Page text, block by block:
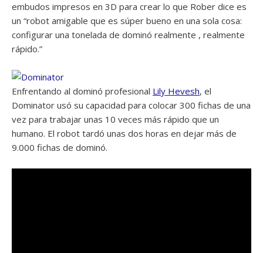
embudos impresos en 3D para crear lo que Rober dice es
un “robot amigable que es súper bueno en una sola cosa:
configurar una tonelada de dominó realmente , realmente
rápido.”
Enfrentando al dominó profesional Lily Hevesh, el
Dominator usó su capacidad para colocar 300 fichas de una
vez para trabajar unas 10 veces más rápido que un
humano. El robot tardó unas dos horas en dejar más de
9.000 fichas de dominó.